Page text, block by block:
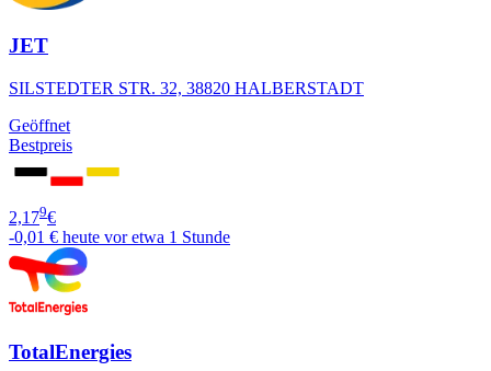
JET
SILSTEDTER STR. 32, 38820 HALBERSTADT
Geöffnet
Bestpreis
2,179€
-0,01 € heute vor etwa 1 Stunde
TotalEnergies